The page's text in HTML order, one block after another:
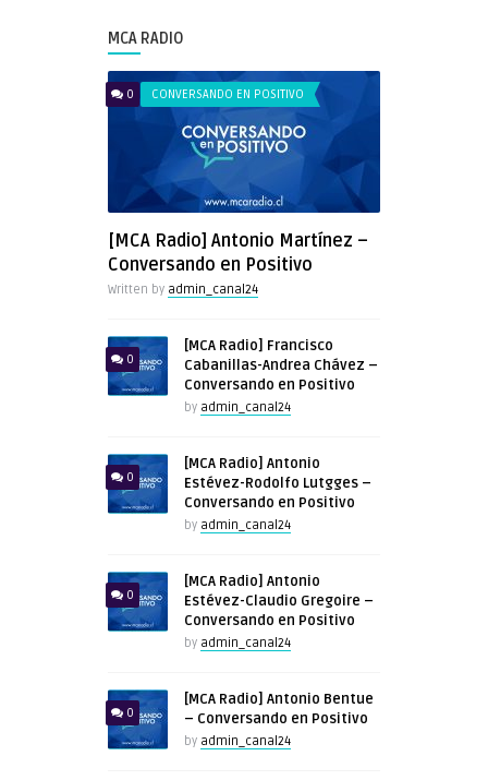
MCA RADIO
0 CONVERSANDO EN POSITIVO
[MCA Radio] Antonio Martínez –
Conversando en Positivo
Written by admin_canal24
0
[MCA Radio] Francisco
Cabanillas-Andrea Chávez –
Conversando en Positivo
by admin_canal24
0
[MCA Radio] Antonio
Estévez-Rodolfo Lutgges –
Conversando en Positivo
by admin_canal24
0
[MCA Radio] Antonio
Estévez-Claudio Gregoire –
Conversando en Positivo
by admin_canal24
0
[MCA Radio] Antonio Bentue
– Conversando en Positivo
by admin_canal24